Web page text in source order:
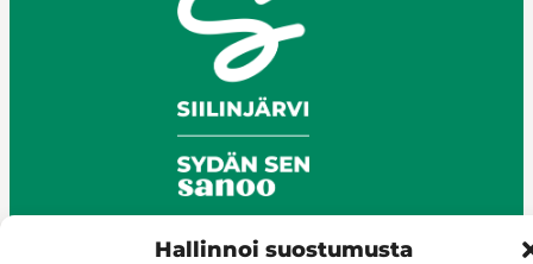
Hallinnoi suostumusta